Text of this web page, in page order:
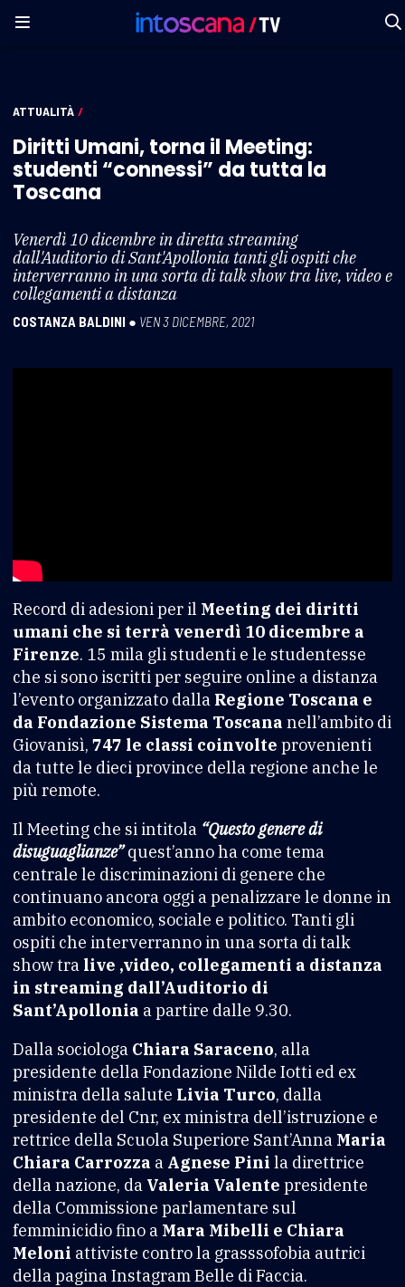
ATTUALITÀ /
Diritti Umani, torna il Meeting:
studenti “connessi” da tutta la
Toscana
Venerdì 10 dicembre in diretta streaming
dall'Auditorio di Sant'Apollonia tanti gli ospiti che
interverranno in una sorta di talk show tra live, video e
collegamenti a distanza
COSTANZA BALDINI ● VEN 3 DICEMBRE, 2021
Record di adesioni per il Meeting dei diritti
umani che si terrà venerdì 10 dicembre a
Firenze. 15 mila gli studenti e le studentesse
che si sono iscritti per seguire online a distanza
l’evento organizzato dalla Regione Toscana e
da Fondazione Sistema Toscana nell’ambito di
Giovanisì, 747 le classi coinvolte provenienti
da tutte le dieci province della regione anche le
più remote.
Il Meeting che si intitola “Questo genere di
disuguaglianze”quest’anno ha come tema
centrale le discriminazioni di genere che
continuano ancora oggi a penalizzare le donne in
ambito economico, sociale e politico. Tanti gli
ospiti che interverranno in una sorta di talk
show tra live ,video, collegamenti a distanza
in streaming dall’Auditorio di
Sant’Apollonia a partire dalle 9.30.
Dalla sociologa Chiara Saraceno, alla
presidente della Fondazione Nilde Iotti ed ex
ministra della salute Livia Turco, dalla
presidente del Cnr, ex ministra dell’istruzione e
rettrice della Scuola Superiore Sant’Anna Maria
Chiara Carrozza a Agnese Pini la direttrice
della nazione, da Valeria Valente presidente
della Commissione parlamentare sul
femminicidio fino a Mara Mibelli e Chiara
Meloni attiviste contro la grasssofobia autrici
della pagina Instagram Belle di Faccia.